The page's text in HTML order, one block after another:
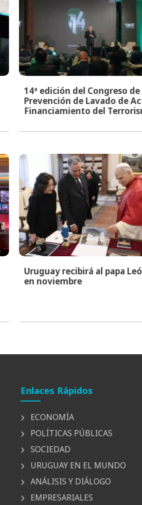
14ª edición del Congreso de
Prevención de Lavado de
Financiamiento del
Uruguay recibirá al papa
en noviembre
Enlaces Rápidos
ECONOMÍA
POLÍTICAS PÚBLICAS
SOCIEDAD
URUGUAY EN EL MUNDO
ANÁLISIS Y DIÁLOGO
EMPRESARIALES